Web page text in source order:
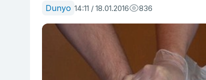
Dunyo 14:11 / 18.01.2016 836